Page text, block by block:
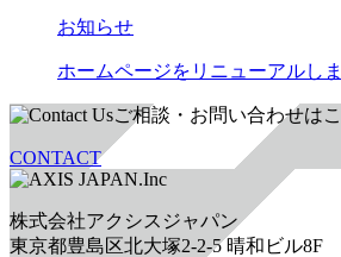
お知らせ
ホームページをリニューアルし
ご相談・お問い合わせは
CONTACT
株式会社アクシスジャパン
東京都豊島区北大塚2-2-5 晴和ビル8F